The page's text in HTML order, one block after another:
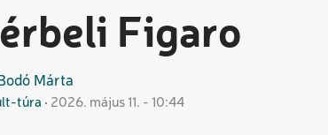
Figaro
Bodó Márta
túra 2026. május 11. - 10:44